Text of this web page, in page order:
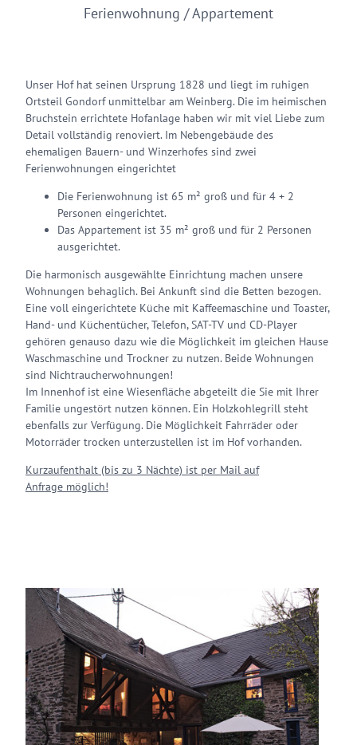
Ferienwohnung / Appartement
Unser Hof hat seinen Ursprung 1828 und liegt im ruhigen
Ortsteil Gondorf unmittelbar am Weinberg. Die im heimischen
Bruchstein errichtete Hofanlage haben wir mit viel Liebe zum
Detail vollständig renoviert. Im Nebengebäude des
ehemaligen Bauern- und Winzerhofes sind zwei
Ferienwohnungen eingerichtet
Die Ferienwohnung ist 65 m² groß und für 4 + 2
Personen eingerichtet.
Das Appartement ist 35 m² groß und für 2 Personen
ausgerichtet.
Die harmonisch ausgewählte Einrichtung machen unsere
Wohnungen behaglich. Bei Ankunft sind die Betten bezogen.
Eine voll eingerichtete Küche mit Kaffeemaschine und Toaster,
Hand- und Küchentücher, Telefon, SAT-TV und CD-Player
gehören genauso dazu wie die Möglichkeit im gleichen Hause
Waschmaschine und Trockner zu nutzen. Beide Wohnungen
sind Nichtraucherwohnungen!
Im Innenhof ist eine Wiesenfläche abgeteilt die Sie mit Ihrer
Familie ungestört nutzen können. Ein Holzkohlegrill steht
ebenfalls zur Verfügung. Die Möglichkeit Fahrräder oder
Motorräder trocken unterzustellen ist im Hof vorhanden.
Kurzaufenthalt (bis zu 3 Nächte) ist per Mail auf
Anfrage möglich!